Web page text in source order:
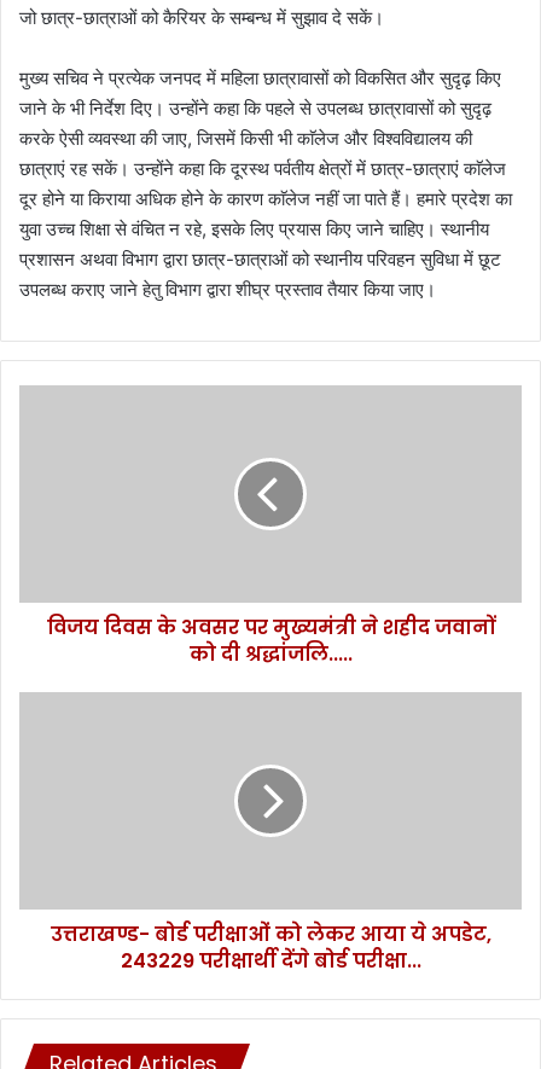
जो छात्र-छात्राओं को कैरियर के सम्बन्ध में सुझाव दे सकें।
मुख्य सचिव ने प्रत्येक जनपद में महिला छात्रावासों को विकसित और सुदृढ़ किए
जाने के भी निर्देश दिए। उन्होंने कहा कि पहले से उपलब्ध छात्रावासों को सुदृढ़
करके ऐसी व्यवस्था की जाए, जिसमें किसी भी काॅलेज और विश्वविद्यालय की
छात्राएं रह सकें। उन्होंने कहा कि दूरस्थ पर्वतीय क्षेत्रों में छात्र-छात्राएं काॅलेज
दूर होने या किराया अधिक होने के कारण काॅलेज नहीं जा पाते हैं। हमारे प्रदेश का
युवा उच्च शिक्षा से वंचित न रहे, इसके लिए प्रयास किए जाने चाहिए। स्थानीय
प्रशासन अथवा विभाग द्वारा छात्र-छात्राओं को स्थानीय परिवहन सुविधा में छूट
उपलब्ध कराए जाने हेतु विभाग द्वारा शीघ्र प्रस्ताव तैयार किया जाए।
जवानों
विजय दिवस के अवसर पर मुख्यमंत्री ने शहीद जवानों
को दी श्रद्धांजलि.....
243229
परीक्षार्थी
परीक्षा...
उत्तराखण्ड- बोर्ड परीक्षाओं को लेकर आया ये अपडेट,
243229 परीक्षार्थी देंगे बोर्ड परीक्षा...